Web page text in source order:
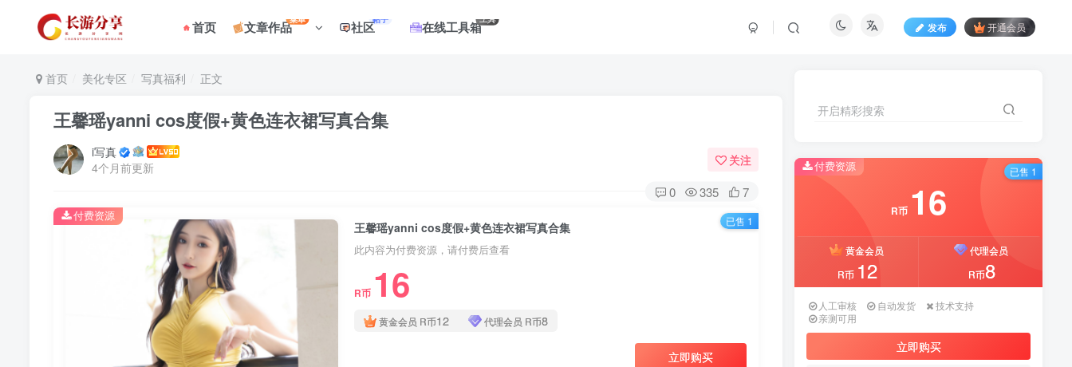
首页 文章作品菜单 社区帖子 在线工具箱工具
发布 开通会员
首页 美化专区 写真福利 正文
王馨瑶yanni cos度假+黄色连衣裙写真合集
i写真
4个月前更新
关注
0 335 7
王馨瑶yanni cos度假+黄色连衣裙写真合集
此内容为付费资源，请付费后查看
R币 16
黄金会员 R币12 代理会员 R币8
立即购买
付费资源 已售 1
开启精彩搜索
付费资源
R币 16
黄金会员
R币 12
代理会员
R币8
人工审核 自动发货
技术支持
亲测可用
立即购买
已售 1
登录